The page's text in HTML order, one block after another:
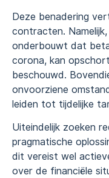
Deze benadering
contracten.
onderbouwt dat
corona, kan
beschouwd.
onvoorziene
leiden tot tijdelijke
Uiteindelijk zoeken
pragmatische
dit vereist wel
over de financiële